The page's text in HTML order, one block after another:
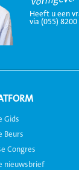
Heeft u een
via (055) 8200
Gids
Beurs
Congres
nieuwsbrief